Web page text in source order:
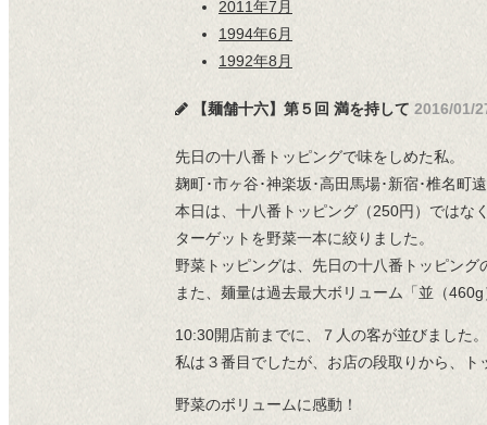
2011年7月
1994年6月
1992年8月
【麺舗十六】第５回 満を持して 2016/01/
先日の十八番トッピングで味をしめた私。
麹町･市ヶ谷･神楽坂･高田馬場･新宿･椎名町
本日は、十八番トッピング（250円）ではな
ターゲットを野菜一本に絞りました。
野菜トッピングは、先日の十八番トッピング
また、麺量は過去最大ボリューム「並（
10:30開店前までに、７人の客が並びました。
私は３番目でしたが、お店の段取りから、
野菜のボリュームに感動！